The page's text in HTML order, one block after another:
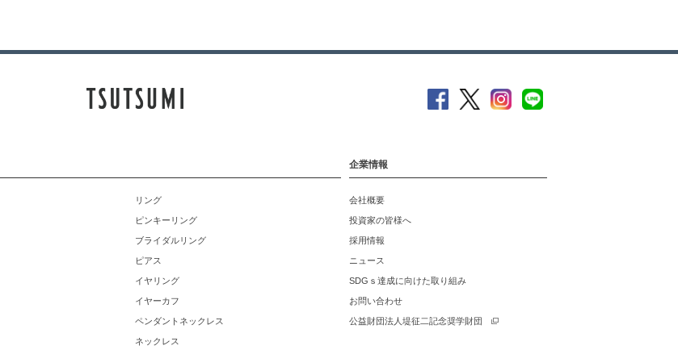
リング
ピンキーリング
ブライダルリング
ピアス
イヤリング
イヤーカフ
ペンダントネックレス
ネックレス
企業情報
会社概要
投資家の皆様へ
採用情報
ニュース
SDGｓ達成に向けた取り組み
お問い合わせ
公益財団法人堤征二記念奨学財団